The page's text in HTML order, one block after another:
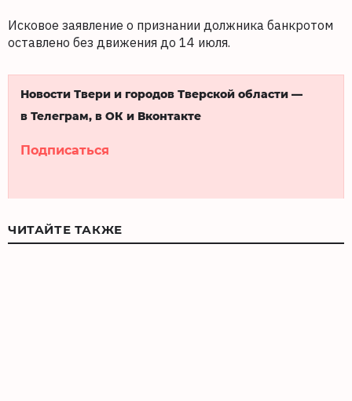
Исковое заявление о признании должника банкротом
оставлено без движения до 14 июля.
Новости Твери и городов Тверской области —
в Телеграм, в ОК и Вконтакте
Подписаться
ЧИТАЙТЕ ТАКЖЕ